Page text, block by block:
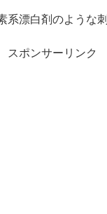
系漂白剤のような
スポンサーリンク